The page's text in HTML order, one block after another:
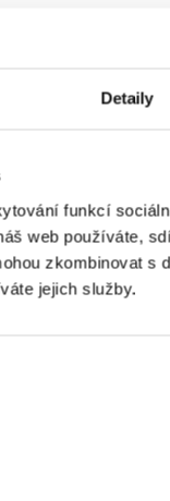
Detaily
funkcí
web používáte,
zkombinovat
jejich služby.